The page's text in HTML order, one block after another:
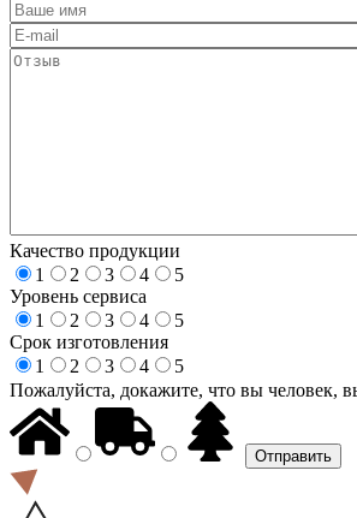
Качество продукции
1
2 3 4
5
Уровень сервиса
1
2 3 4
5
Срок изготовления
1
2 3 4
5
Пожалуйста, докажите, что вы человек,